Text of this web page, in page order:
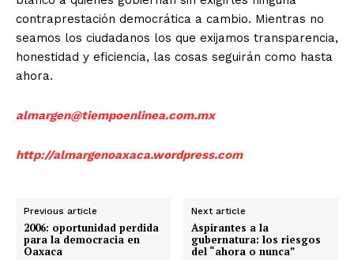
contraprestación democrática a cambio. Mientras no
seamos los ciudadanos los que exijamos transparencia,
honestidad y eficiencia, las cosas seguirán como hasta
ahora.
almargen@tiempoenlinea.com.mx
http://almargenoaxaca.wordpress.com
Previous article
2006: oportunidad perdida
para la democracia en
Oaxaca
Next article
Aspirantes a la
gubernatura: los riesgos
del “ahora o nunca”